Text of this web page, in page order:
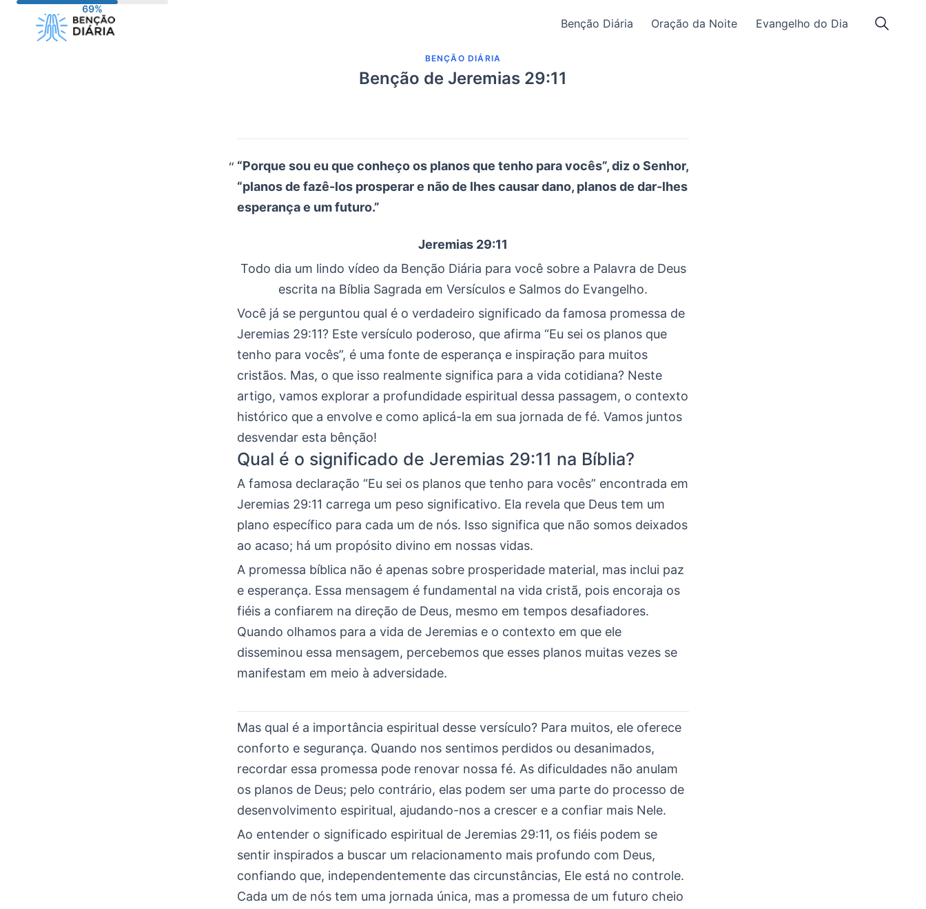
Benção Diária Oração da Noite Evangelho do Dia
BENÇÃO DIÁRIA
Benção de Jeremias 29:11
“Porque sou eu que conheço os planos que tenho para vocês”, diz o Senhor,
“planos de fazê-los prosperar e não de lhes causar dano, planos de dar-lhes
esperança e um futuro.”
Jeremias 29:11
Todo dia um lindo vídeo da Benção Diária para você sobre a Palavra de Deus
escrita na Bíblia Sagrada em Versículos e Salmos do Evangelho.
Você já se perguntou qual é o verdadeiro significado da famosa promessa de
Jeremias 29:11? Este versículo poderoso, que afirma “Eu sei os planos que
tenho para vocês”, é uma fonte de esperança e inspiração para muitos
cristãos. Mas, o que isso realmente significa para a vida cotidiana? Neste
artigo, vamos explorar a profundidade espiritual dessa passagem, o contexto
histórico que a envolve e como aplicá-la em sua jornada de fé. Vamos juntos
desvendar esta bênção!
Qual é o significado de Jeremias 29:11 na Bíblia?
A famosa declaração “Eu sei os planos que tenho para vocês” encontrada em
Jeremias 29:11 carrega um peso significativo. Ela revela que Deus tem um
plano específico para cada um de nós. Isso significa que não somos deixados
ao acaso; há um propósito divino em nossas vidas.
A promessa bíblica não é apenas sobre prosperidade material, mas inclui paz
e esperança. Essa mensagem é fundamental na vida cristã, pois encoraja os
fiéis a confiarem na direção de Deus, mesmo em tempos desafiadores.
Quando olhamos para a vida de Jeremias e o contexto em que ele
disseminou essa mensagem, percebemos que esses planos muitas vezes se
manifestam em meio à adversidade.
Mas qual é a importância espiritual desse versículo? Para muitos, ele oferece
conforto e segurança. Quando nos sentimos perdidos ou desanimados,
recordar essa promessa pode renovar nossa fé. As dificuldades não anulam
os planos de Deus; pelo contrário, elas podem ser uma parte do processo de
desenvolvimento espiritual, ajudando-nos a crescer e a confiar mais Nele.
Ao entender o significado espiritual de Jeremias 29:11, os fiéis podem se
sentir inspirados a buscar um relacionamento mais profundo com Deus,
confiando que, independentemente das circunstâncias, Ele está no controle.
Cada um de nós tem uma jornada única, mas a promessa de um futuro cheio